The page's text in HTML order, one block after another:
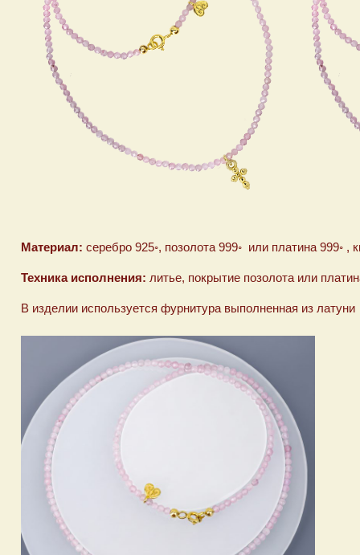
Материал: серебро 925◦, позолота 999◦ или платина 999◦ ,
Техника исполнения: литье, покрытие позолота или
В изделии используется фурнитура выполненная из латуни